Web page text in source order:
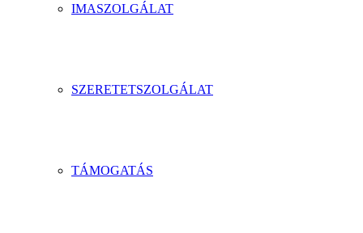
IMASZOLGÁLAT
SZERETETSZOLGÁLAT
TÁMOGATÁS